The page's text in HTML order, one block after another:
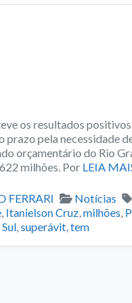
os resultados
pela necessidade
orçamentário do Rio
milhões. Por LEIA
FERRARI Categories
Notícias
, Itanielson Cruz,milhões,
Sul,superávit,tem